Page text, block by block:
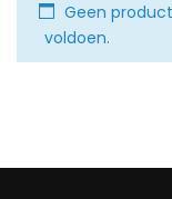
Geen
voldoen.